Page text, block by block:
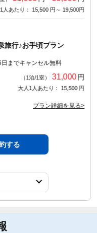
人あたり： 15,500 円～ 19,500円
旅行♪お手頃プラン
までキャンセル無料
（1泊/1室） 31,000円
大人1人あたり： 15,500 円
プラン詳細を見る>
する